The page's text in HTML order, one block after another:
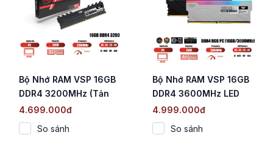
Bộ Nhớ RAM VSP 16GB
DDR4 3200MHz (Tản
Nhiệt Đen / CL16 / 1.2V)
4.699.000đ
So sánh
Bộ Nhớ RAM VSP 16GB
DDR4 3600MHz LED
RGB (Tản Nhiệt Trắng /
Chip SK Hynix CJR /
CL18)
4.999.000đ
So sánh